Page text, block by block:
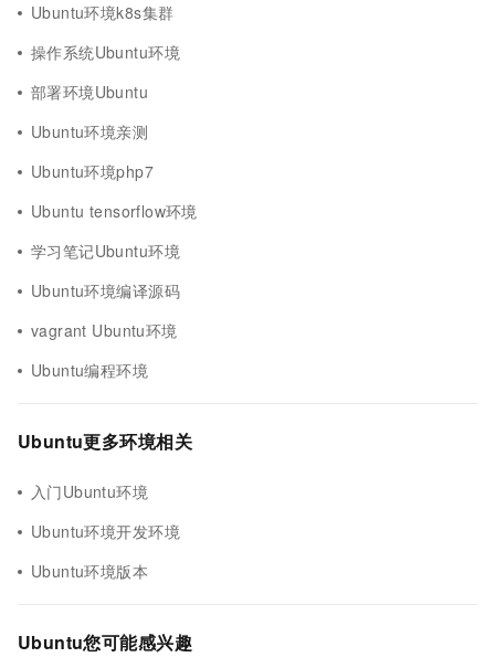
Ubuntu环境k8s集群
操作系统Ubuntu环境
部署环境Ubuntu
Ubuntu环境亲测
Ubuntu环境php7
Ubuntu tensorflow环境
学习笔记Ubuntu环境
Ubuntu环境编译源码
vagrant Ubuntu环境
Ubuntu编程环境
Ubuntu更多环境相关
入门Ubuntu环境
Ubuntu环境开发环境
Ubuntu环境版本
Ubuntu您可能感兴趣